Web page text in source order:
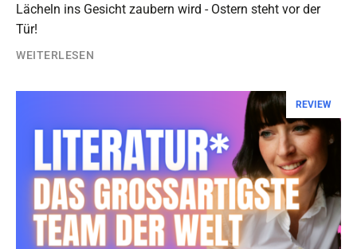
Lächeln ins Gesicht zaubern wird - Ostern steht vor der
Tür!
WEITERLESEN
REVIEW